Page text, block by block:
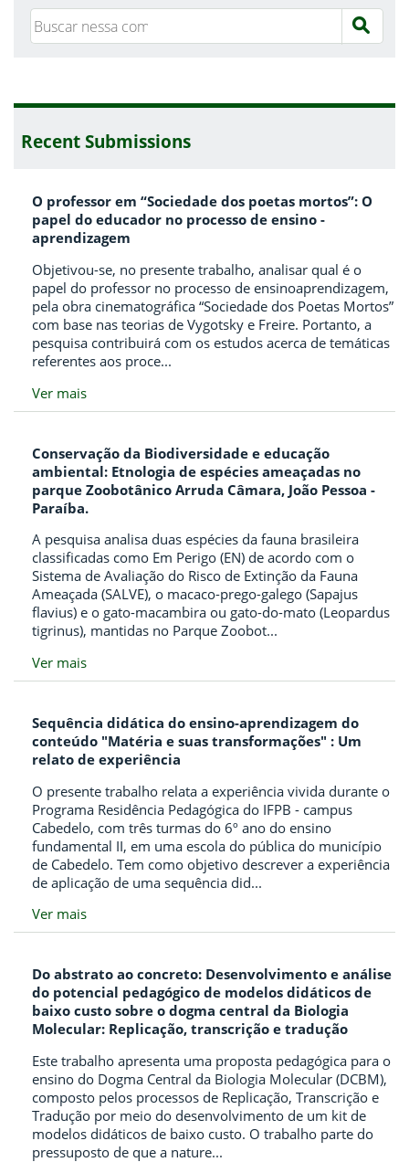
Recent Submissions
O professor em “Sociedade dos poetas mortos”: O
papel do educador no processo de ensino -
aprendizagem
Objetivou-se, no presente trabalho, analisar qual é o
papel do professor no processo de ensinoaprendizagem,
pela obra cinematográfica “Sociedade dos Poetas Mortos”
com base nas teorias de Vygotsky e Freire. Portanto, a
pesquisa contribuirá com os estudos acerca de temáticas
referentes aos proce...
Ver mais
Conservação da Biodiversidade e educação
ambiental: Etnologia de espécies ameaçadas no
parque Zoobotânico Arruda Câmara, João Pessoa -
Paraíba.
A pesquisa analisa duas espécies da fauna brasileira
classificadas como Em Perigo (EN) de acordo com o
Sistema de Avaliação do Risco de Extinção da Fauna
Ameaçada (SALVE), o macaco-prego-galego (Sapajus
flavius) e o gato-macambira ou gato-do-mato (Leopardus
tigrinus), mantidas no Parque Zoobot...
Ver mais
Sequência didática do ensino-aprendizagem do
conteúdo "Matéria e suas transformações" : Um
relato de experiência
O presente trabalho relata a experiência vivida durante o
Programa Residência Pedagógica do IFPB - campus
Cabedelo, com três turmas do 6º ano do ensino
fundamental II, em uma escola do pública do município
de Cabedelo. Tem como objetivo descrever a experiência
de aplicação de uma sequência did...
Ver mais
Do abstrato ao concreto: Desenvolvimento e análise
do potencial pedagógico de modelos didáticos de
baixo custo sobre o dogma central da Biologia
Molecular: Replicação, transcrição e tradução
Este trabalho apresenta uma proposta pedagógica para o
ensino do Dogma Central da Biologia Molecular (DCBM),
composto pelos processos de Replicação, Transcrição e
Tradução por meio do desenvolvimento de um kit de
modelos didáticos de baixo custo. O trabalho parte do
pressuposto de que a nature...